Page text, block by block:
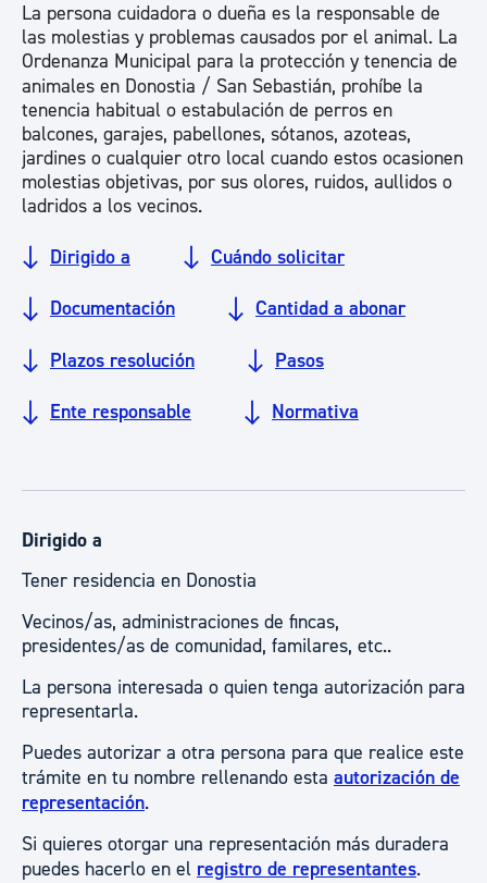
La persona cuidadora o dueña es la responsable de
las molestias y problemas causados por el animal. La
Ordenanza Municipal para la protección y tenencia de
animales en Donostia / San Sebastián, prohíbe la
tenencia habitual o estabulación de perros en
balcones, garajes, pabellones, sótanos, azoteas,
jardines o cualquier otro local cuando estos ocasionen
molestias objetivas, por sus olores, ruidos, aullidos o
ladridos a los vecinos.
Dirigido a Cuándo solicitar
Documentación Cantidad a abonar
Plazos resolución Pasos
Ente responsable Normativa
Dirigido a
Tener residencia en Donostia
Vecinos/as, administraciones de fincas,
presidentes/as de comunidad, familares, etc..
La persona interesada o quien tenga autorización para
representarla.
Puedes autorizar a otra persona para que realice este
trámite en tu nombre rellenando esta autorización de
representación.
Si quieres otorgar una representación más duradera
puedes hacerlo en el registro de representantes.